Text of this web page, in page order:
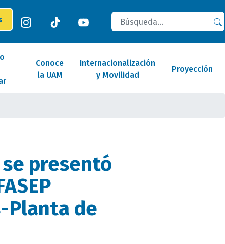
Buscar
Conoce
la UAM
Internacionalización
y Movilidad
Proyección
se presentó
Planta de